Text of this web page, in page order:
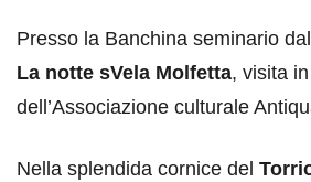
Presso la Banchina seminario
La notte sVela Molfetta, visita
dell’Associazione culturale
Nella splendida cornice del